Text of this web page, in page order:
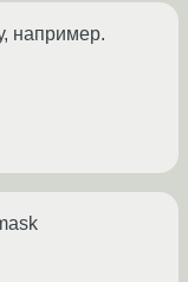
например.